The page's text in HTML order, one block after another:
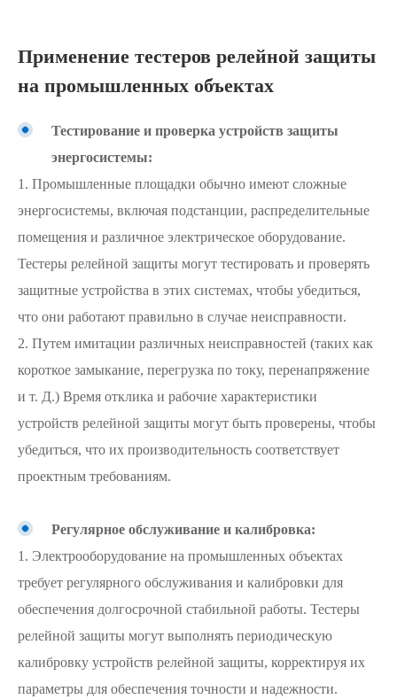
Применение тестеров релейной защиты
на промышленных объектах
Тестирование и проверка устройств защиты
энергосистемы:
1. Промышленные площадки обычно имеют сложные
энергосистемы, включая подстанции, распределительные
помещения и различное электрическое оборудование.
Тестеры релейной защиты могут тестировать и проверять
защитные устройства в этих системах, чтобы убедиться,
что они работают правильно в случае неисправности.
2. Путем имитации различных неисправностей (таких как
короткое замыкание, перегрузка по току, перенапряжение
и т. Д.) Время отклика и рабочие характеристики
устройств релейной защиты могут быть проверены, чтобы
убедиться, что их производительность соответствует
проектным требованиям.
Регулярное обслуживание и калибровка:
1. Электрооборудование на промышленных объектах
требует регулярного обслуживания и калибровки для
обеспечения долгосрочной стабильной работы. Тестеры
релейной защиты могут выполнять периодическую
калибровку устройств релейной защиты, корректируя их
параметры для обеспечения точности и надежности.